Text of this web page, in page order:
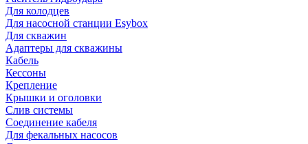
Для колодцев
Для насосной станции Esybox
Для скважин
Адаптеры для скважины
Кабель
Кессоны
Крепление
Крышки и оголовки
Слив системы
Соединение кабеля
Для фекальных насосов